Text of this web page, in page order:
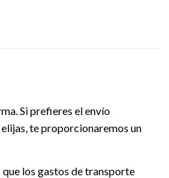
Si prefieres el envío
te proporcionaremos un
los gastos de transporte